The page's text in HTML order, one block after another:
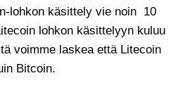
lohkon käsittely vie noin 10
lohkon käsittelyyn kuluu
voimme laskea että Litecoin
Bitcoin.